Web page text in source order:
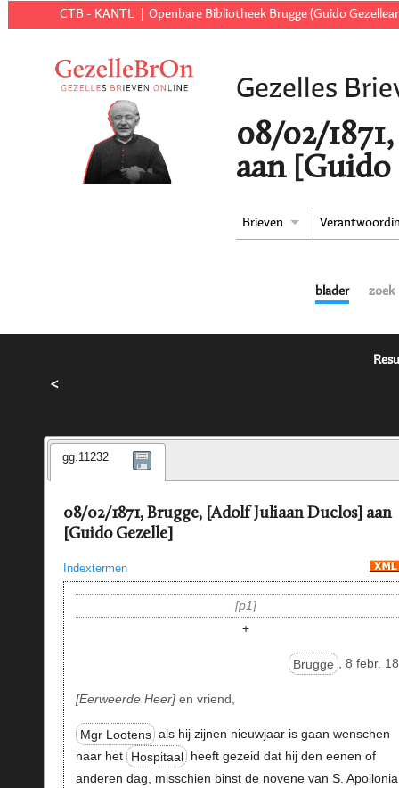
CTB - KANTL Openbare Bibliotheek Brugge (Guido
Gezelles
08/02/
aan [Guido
Brieven
blader zoek
<
gg.11232
08/02/1871, Brugge, [Adolf Juliaan Duclos] aan
[Guido Gezelle]
Indextermen
p1
+
Brugge , 8 febr.
Eerweerde Heer en vriend,
Mgr Lootens als hij zijnen nieuwjaar is gaan wenschen
naar het
Hospitaal heeft gezeid dat hij den eenen of
anderen dag, misschien binst de novene van S.